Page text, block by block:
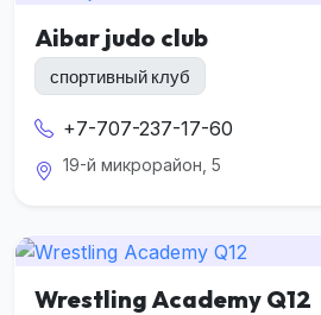
Aibar judo club
спортивный клуб
+7-707-237-17-60
19-й микрорайон, 5
Wrestling Academy Q12